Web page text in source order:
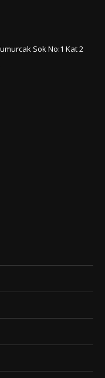
Sok No:1 Kat 2